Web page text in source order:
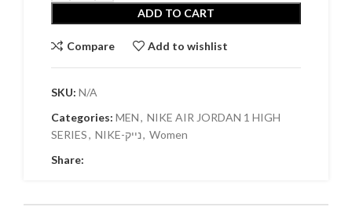
ADD TO CART
Compare Add to wishlist
SKU: N/A
Categories: MEN, NIKE AIR JORDAN 1 HIGH
SERIES, NIKE-נייק, Women
Share: